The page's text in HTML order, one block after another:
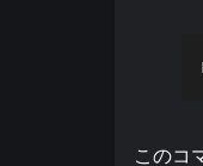
このコ